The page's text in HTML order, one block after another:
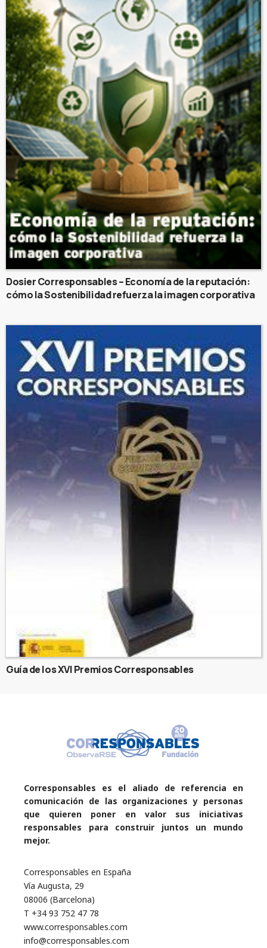
Dosier Corresponsables – Economía de la reputación:
cómo la Sostenibilidad refuerza la imagen corporativa
Guía de los XVI Premios Corresponsables
Corresponsables es el aliado de referencia en
comunicación de las organizaciones y personas
que quieren poner en valor sus iniciativas
responsables para construir juntos un mundo
mejor.
Corresponsables en España
Vía Augusta, 29
08006 (Barcelona)
T +34 93 752 47 78
www.corresponsables.com
info@corresponsables.com